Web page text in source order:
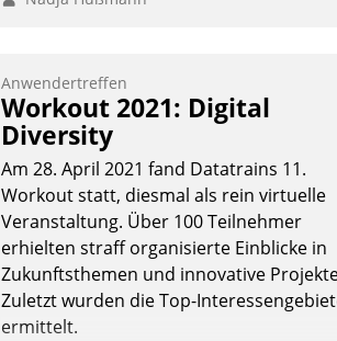
Anwendertreffen
Workout 2021: Digital
Diversity
Am 28. April 2021 fand Datatrains 11.
Workout statt, diesmal als rein virtuelle
Veranstaltung. Über 100 Teilnehmer
erhielten straff organisierte Einblicke in
Zukunftsthemen und innovative
Zuletzt wurden die Top-
ermittelt.